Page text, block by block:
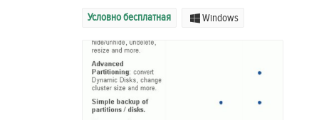
Условно бесплатная Windows